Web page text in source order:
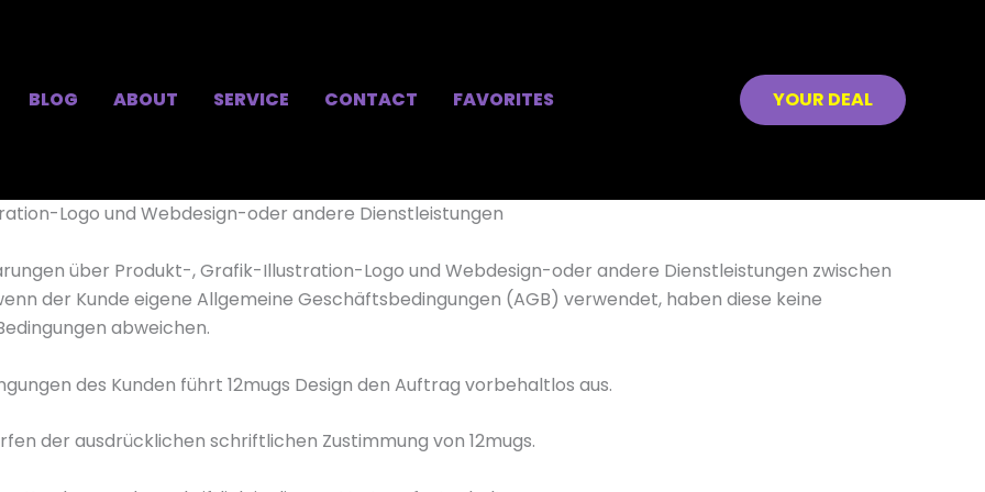
BLOG ABOUT SERVICE CONTACT FAVORITES YOUR DEAL
Logo und Webdesign-oder andere Dienstleistungen
über Produkt-, Grafik-Illustration-Logo und Webdesign-oder andere Dienstleistungen zwischen
der Kunde eigene Allgemeine Geschäftsbedingungen (AGB) verwendet, haben diese keine
abweichen.
des Kunden führt 12mugs Design den Auftrag vorbehaltlos aus.
der ausdrücklichen schriftlichen Zustimmung von 12mugs.